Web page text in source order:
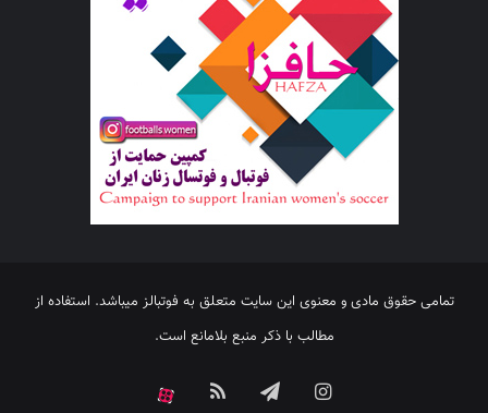
تمامی حقوق مادی و معنوی این سایت متعلق به فوتبالز میباشد. استفاده از
مطالب با ذکر منبع بلامانع است.
اینستاگرامتلگرام خوراک